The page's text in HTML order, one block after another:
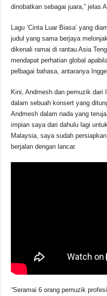
dinobatkan sebagai juara,” jelas
Lagu ‘Cinta Luar Biasa’ yang
judul yang sama berjaya
dikenali ramai di rantau Asia
mendapat perhatian global
pelbagai bahasa, antaranya
Kini, Andmesh dan pemuzik dari
dalam sebuah konsert yang
Andmesh dalam nada yang
impian saya dari dahulu lagi
Malaysia, saya sudah
berjalan dengan lancar.
“Seramai 6 orang pemuzik